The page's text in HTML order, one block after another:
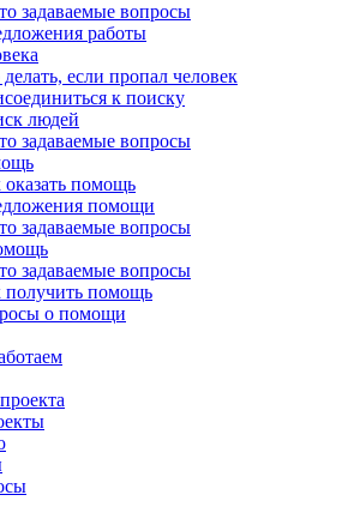
задаваемые вопросы
работы
если пропал человек
к поиску
людей
задаваемые вопросы
оказать помощь
помощи
задаваемые вопросы
задаваемые вопросы
получить помощь
о помощи